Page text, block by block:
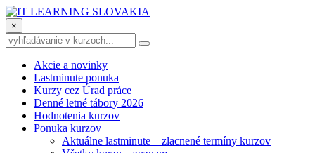
×
Akcie a novinky
Lastminute ponuka
Kurzy cez Úrad práce
Denné letné tábory 2026
Hodnotenia kurzov
Ponuka kurzov
Aktuálne lastminute – zlacnené termíny kurzov